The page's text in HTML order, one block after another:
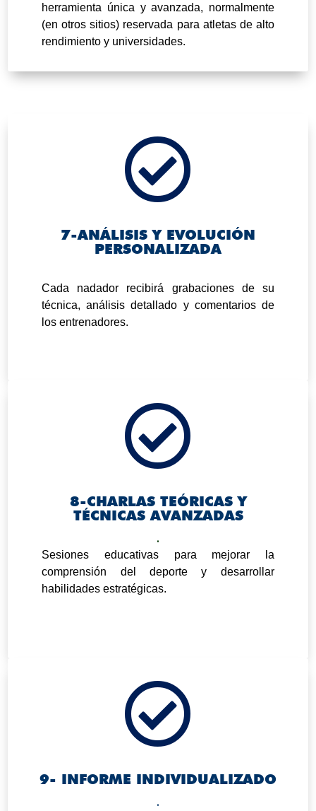
herramienta única y avanzada, normalmente
(en otros sitios) reservada para atletas de alto
rendimiento y universidades.

7-ANÁLISIS Y EVOLUCIÓN
PERSONALIZADA
Cada nadador recibirá grabaciones de su
técnica, análisis detallado y comentarios de
los entrenadores.

8-CHARLAS TEÓRICAS Y
TÉCNICAS AVANZADAS
.
Sesiones educativas para mejorar la
comprensión del deporte y desarrollar
habilidades estratégicas.

9- INFORME INDIVIDUALIZADO
.